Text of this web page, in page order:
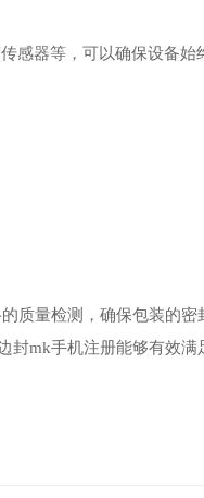
器等，可以确保设备始
质量检测，确保包装的
mk手机注册能够有效